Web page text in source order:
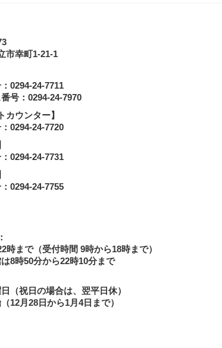
市幸町1-21-1
0294-24-7711
号：0294-24-7970
カウンター】
0294-24-7720
0294-24-7731
0294-24-7755
時まで（受付時間 9時から18時まで）
8時50分から22時10分まで
（祝日の場合は、翌平日休）
12月28日から1月4日まで）